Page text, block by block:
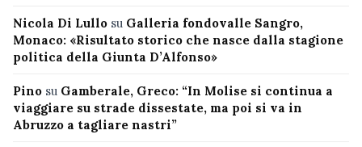
Nicola Di Lullo su Galleria fondovalle Sangro,
Monaco: «Risultato storico che nasce dalla stagione
politica della Giunta D’Alfonso»
Pino su Gamberale, Greco: “In Molise si continua a
viaggiare su strade dissestate, ma poi si va in
Abruzzo a tagliare nastri”